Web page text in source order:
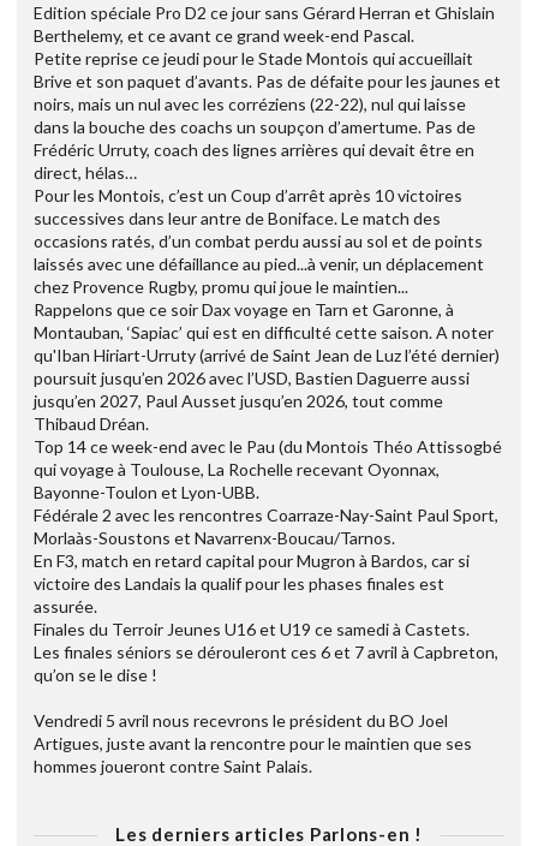
Edition spéciale Pro D2 ce jour sans Gérard Herran et Ghislain
Berthelemy, et ce avant ce grand week-end Pascal.
Petite reprise ce jeudi pour le Stade Montois qui accueillait
Brive et son paquet d’avants. Pas de défaite pour les jaunes et
noirs, mais un nul avec les corréziens (22-22), nul qui laisse
dans la bouche des coachs un soupçon d’amertume. Pas de
Frédéric Urruty, coach des lignes arrières qui devait être en
direct, hélas…
Pour les Montois, c’est un Coup d’arrêt après 10 victoires
successives dans leur antre de Boniface. Le match des
occasions ratés, d’un combat perdu aussi au sol et de points
laissés avec une défaillance au pied...à venir, un déplacement
chez Provence Rugby, promu qui joue le maintien...
Rappelons que ce soir Dax voyage en Tarn et Garonne, à
Montauban, ‘Sapiac’ qui est en difficulté cette saison. A noter
qu'Iban Hiriart-Urruty (arrivé de Saint Jean de Luz l’été dernier)
poursuit jusqu’en 2026 avec l’USD, Bastien Daguerre aussi
jusqu’en 2027, Paul Ausset jusqu’en 2026, tout comme
Thibaud Dréan.
Top 14 ce week-end avec le Pau (du Montois Théo Attissogbé
qui voyage à Toulouse, La Rochelle recevant Oyonnax,
Bayonne-Toulon et Lyon-UBB.
Fédérale 2 avec les rencontres Coarraze-Nay-Saint Paul Sport,
Morlaàs-Soustons et Navarrenx-Boucau/Tarnos.
En F3, match en retard capital pour Mugron à Bardos, car si
victoire des Landais la qualif pour les phases finales est
assurée.
Finales du Terroir Jeunes U16 et U19 ce samedi à Castets.
Les finales séniors se dérouleront ces 6 et 7 avril à Capbreton,
qu’on se le dise !
Vendredi 5 avril nous recevrons le président du BO Joel
Artigues, juste avant la rencontre pour le maintien que ses
hommes joueront contre Saint Palais.
Les derniers articles Parlons-en !